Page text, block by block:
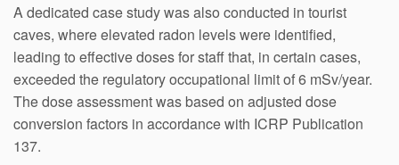
A dedicated case study was also conducted in tourist
caves, where elevated radon levels were identified,
leading to effective doses for staff that, in certain cases,
exceeded the regulatory occupational limit of 6 mSv/year.
The dose assessment was based on adjusted dose
conversion factors in accordance with ICRP Publication
137.